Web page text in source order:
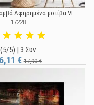
Αφηρημένα μοτίβα VI
17228
(5/5) | 3 Συν.
€17,90 €